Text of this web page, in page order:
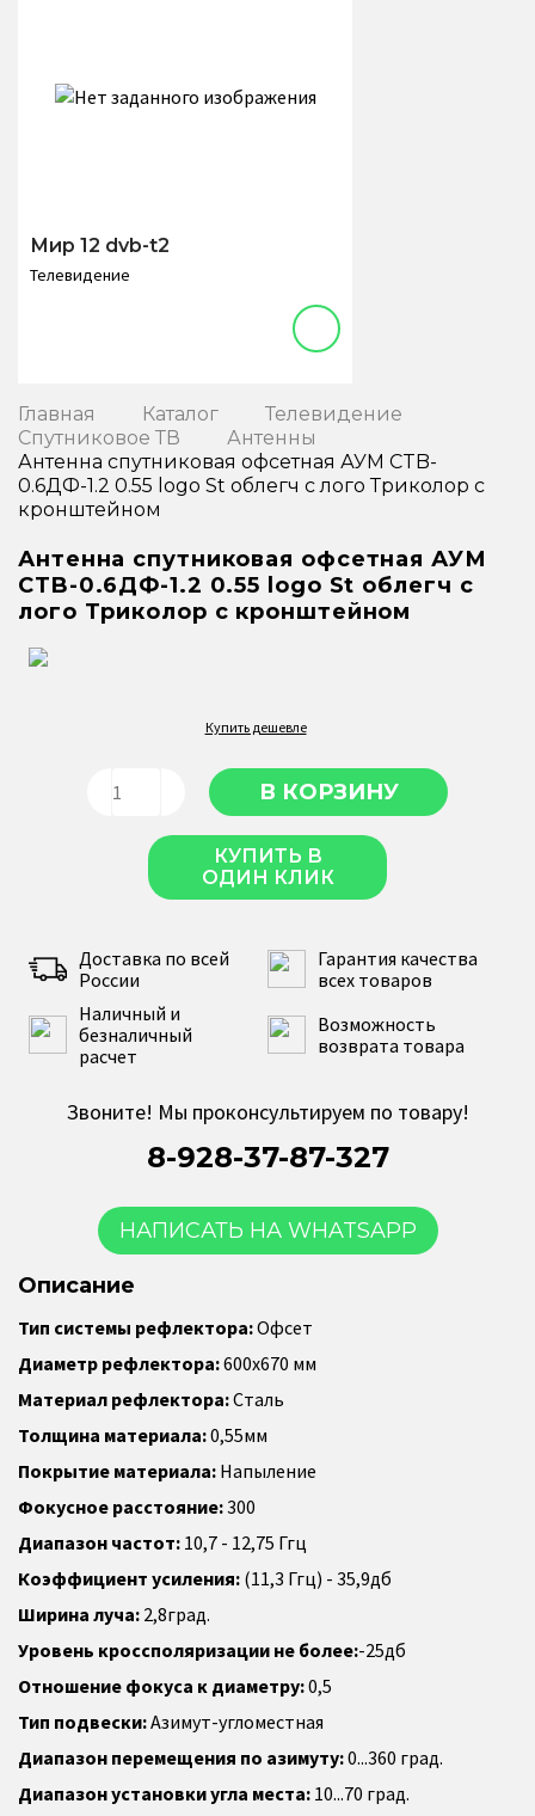
Мир 12 dvb-t2
Телевидение
Главная Каталог
Телевидение
Спутниковое ТВ
Антенны
Антенна спутниковая офсетная АУМ CTB-
0.6ДФ-1.2 0.55 logo St облегч с лого Триколор с
кронштейном
Антенна спутниковая офсетная АУМ
CTB-0.6ДФ-1.2 0.55 logo St облегч с
лого Триколор с кронштейном
Купить дешевле
КУПИТЬ В
ОДИН КЛИК
Доставка по всей
России
Гарантия качества
всех товаров
Наличный и
безналичный
расчет
Возможность
возврата товара
Звоните! Мы проконсультируем по товару!
8-928-37-87-327
НАПИСАТЬ НА WHATSAPP
Описание
Тип системы рефлектора:Офсет
Диаметр рефлектора:600х670 мм
Материал рефлектора:Сталь
Толщина материала:0,55мм
Покрытие материала: Напыление
Фокусное расстояние:300
Диапазон частот: 10,7 - 12,75 Ггц
Коэффициент усиления: (11,3 Ггц) - 35,9дб
Ширина луча: 2,8град.
Уровень кроссполяризации не более:-25дб
Отношение фокуса к диаметру:0,5
Тип подвески:Азимут-угломестная
Диапазон перемещения по азимуту:0...360 град.
Диапазон установки угла места: 10...70 град.